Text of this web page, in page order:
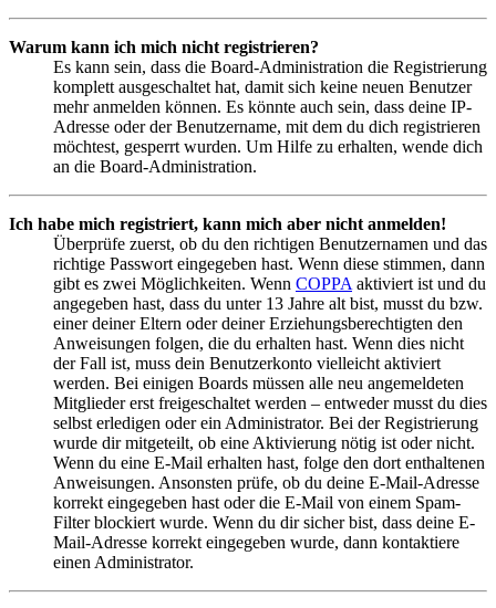
Warum kann ich mich nicht registrieren?
Es kann sein, dass die Board-Administration die Registrierung
komplett ausgeschaltet hat, damit sich keine neuen Benutzer
mehr anmelden können. Es könnte auch sein, dass deine IP-
Adresse oder der Benutzername, mit dem du dich registrieren
möchtest, gesperrt wurden. Um Hilfe zu erhalten, wende dich
an die Board-Administration.
Ich habe mich registriert, kann mich aber nicht anmelden!
Überprüfe zuerst, ob du den richtigen Benutzernamen und das
richtige Passwort eingegeben hast. Wenn diese stimmen, dann
gibt es zwei Möglichkeiten. Wenn COPPA aktiviert ist und du
angegeben hast, dass du unter 13 Jahre alt bist, musst du bzw.
einer deiner Eltern oder deiner Erziehungsberechtigten den
Anweisungen folgen, die du erhalten hast. Wenn dies nicht
der Fall ist, muss dein Benutzerkonto vielleicht aktiviert
werden. Bei einigen Boards müssen alle neu angemeldeten
Mitglieder erst freigeschaltet werden – entweder musst du dies
selbst erledigen oder ein Administrator. Bei der Registrierung
wurde dir mitgeteilt, ob eine Aktivierung nötig ist oder nicht.
Wenn du eine E-Mail erhalten hast, folge den dort enthaltenen
Anweisungen. Ansonsten prüfe, ob du deine E-Mail-Adresse
korrekt eingegeben hast oder die E-Mail von einem Spam-
Filter blockiert wurde. Wenn du dir sicher bist, dass deine E-
Mail-Adresse korrekt eingegeben wurde, dann kontaktiere
einen Administrator.